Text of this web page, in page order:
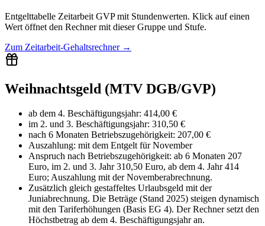
Entgelttabelle Zeitarbeit GVPmit Stundenwerten. Klick auf einen
Wert öffnet den Rechner mit dieser Gruppe und Stufe.
Zum Zeitarbeit-Gehaltsrechner→
Weihnachtsgeld (MTV DGB/GVP)
ab dem 4. Beschäftigungsjahr: 414,00 €
im 2. und 3. Beschäftigungsjahr: 310,50 €
nach 6 Monaten Betriebszugehörigkeit: 207,00 €
Auszahlung: mit dem Entgelt fürNovember
Anspruch nach Betriebszugehörigkeit: ab 6 Monaten 207
Euro, im 2. und 3. Jahr 310,50 Euro, ab dem 4. Jahr 414
Euro; Auszahlung mit der Novemberabrechnung.
Zusätzlich gleich gestaffeltes Urlaubsgeld mit der
Juniabrechnung. Die Beträge (Stand 2025) steigen dynamisch
mit den Tariferhöhungen (Basis EG 4). Der Rechner setzt den
Höchstbetrag ab dem 4. Beschäftigungsjahr an.